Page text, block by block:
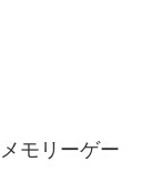
モリーゲー